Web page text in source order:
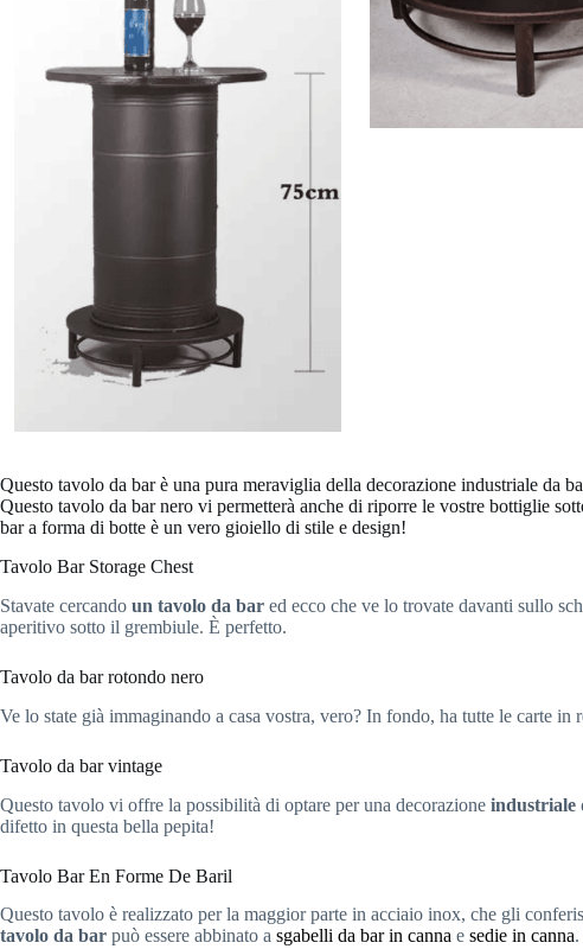
Questo tavolo da bar è una pura meraviglia della decorazione industriale da
Questo tavolo da bar nero vi permetterà anche di riporre le vostre bottiglie
bar a forma di botte è un vero gioiello di stile e design!
Tavolo Bar Storage Chest
Stavate cercando un tavolo da bar ed ecco che ve lo trovate davanti sullo
aperitivo sotto il grembiule. È perfetto.
Tavolo da bar rotondo nero
Ve lo state già immaginando a casa vostra, vero? In fondo, ha tutte le carte
Tavolo da bar vintage
Questo tavolo vi offre la possibilità di optare per una decorazione industriale
difetto in questa bella pepita!
Tavolo Bar En Forme De Baril
Questo tavolo è realizzato per la maggior parte in acciaio inox, che gli
tavolo da bar può essere abbinato a sgabelli da bar in canna e sedie in canna